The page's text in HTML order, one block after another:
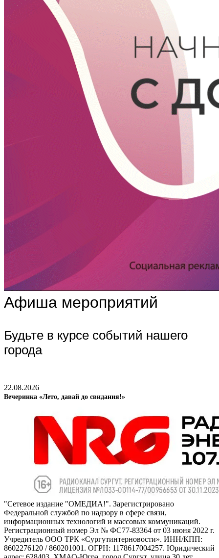
Афиша мероприятий
Будьте в курсе событий нашего
города
22.08.2026
Вечеринка «Лето, давай до свидания!»
"Сетевое издание "ОМЕДИА!". Зарегистрировано
Федеральной службой по надзору в сфере связи,
информационных технологий и массовых коммуникаций.
Регистрационный номер Эл № ФС77-83364 от 03 июня 2022 г.
Учредитель ООО ТРК «Сургутинтерновости». ИНН/КПП:
8602276120 / 860201001. ОГРН: 1178617004257. Юридический